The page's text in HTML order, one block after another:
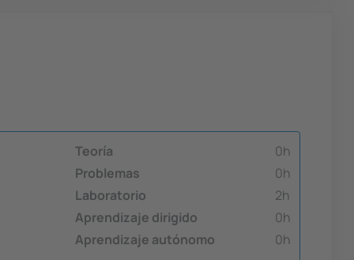
Teoría
0h
Problemas
0h
Laboratorio
2h
Aprendizaje dirigido
0h
Aprendizaje autónomo
0h